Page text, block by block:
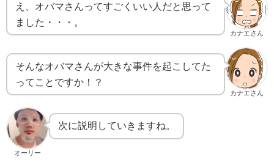
カナエさん
え、オバマさんってすごくいい人だと思って
ました・・・。
カナエさん
そんなオバマさんが大きな事件を起こしてた
ってことですか！？
オーリー
次に説明していきますね。